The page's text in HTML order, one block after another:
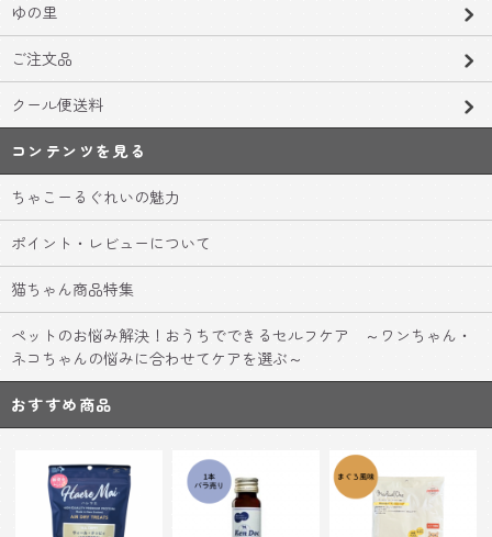
ゆの里
ご注文品
クール便送料
コンテンツを見る
ちゃこーるぐれいの魅力
ポイント・レビューについて
猫ちゃん商品特集
ペットのお悩み解決！おうちでできるセルフケア ～ワンちゃん・
ネコちゃんの悩みに合わせてケアを選ぶ～
おすすめ商品